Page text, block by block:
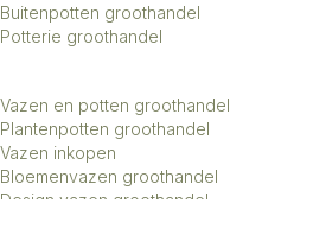
Buitenpotten groothandel
Potterie groothandel
Vazen en potten groothandel
Plantenpotten groothandel
Vazen inkopen
Bloemenvazen groothandel
Design vazen groothandel